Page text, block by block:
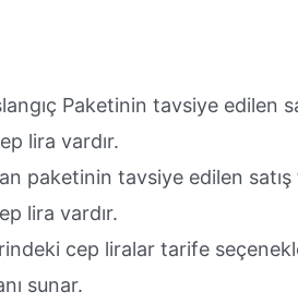
Paketinin tavsiye edilen
lira vardır.
paketinin tavsiye edilen satış
lira vardır.
cep liralar tarife
sunar.